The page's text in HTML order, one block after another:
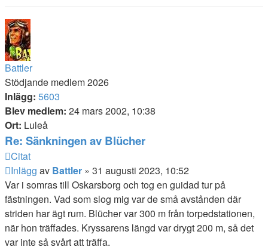
Battler
Stödjande medlem 2026
Inlägg: 5603
Blev medlem: 24 mars 2002, 10:38
Ort: Luleå
Re: Sänkningen av Blücher
Citat
Inlägg av Battler » 31 augusti 2023, 10:52
Var i somras till Oskarsborg och tog en guidad tur på
fästningen. Vad som slog mig var de små avstånden där
striden har ägt rum. Blücher var 300 m från torpedstationen,
när hon träffades. Kryssarens längd var drygt 200 m, så det
var inte så svårt att träffa.